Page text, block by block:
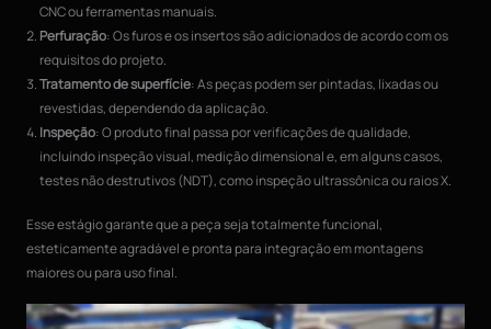
CNC ou ferramentas manuais.
Perfuração: Os furos e os insertos são adicionados de acordo com os
requisitos do projeto.
Tratamento de superfície: As peças podem ser pintadas, lixadas ou
revestidas, dependendo da aplicação.
Inspeção: O produto final passa por verificações de qualidade,
incluindo inspeção visual, medição dimensional e, em alguns casos,
testes não destrutivos (NDT), como inspeção ultrassônica ou raios X.
Esse estágio garante que a peça seja totalmente funcional,
esteticamente agradável e pronta para integração em montagens
maiores ou para uso final.